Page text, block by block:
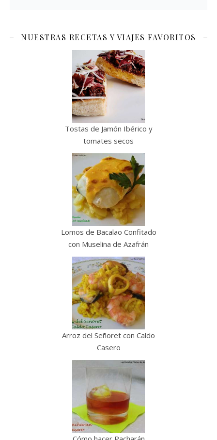
NUESTRAS RECETAS Y VIAJES FAVORITOS
Tostas de Jamón Ibérico y
tomates secos
Lomos de Bacalao Confitado
con Muselina de Azafrán
Arroz del Señoret con Caldo
Casero